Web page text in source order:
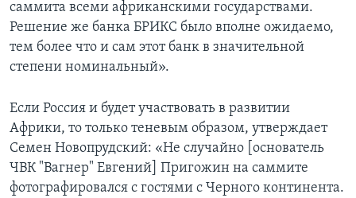
саммита всеми африканскими государствами.
Решение же банка БРИКС было вполне ожидаемо,
тем более что и сам этот банк в значительной
степени номинальный».
Если Россия и будет участвовать в развитии
Африки, то только теневым образом, утверждает
Семен Новопрудский: «Не случайно [основатель
ЧВК "Вагнер" Евгений] Пригожин на саммите
фотографировался с гостями с Черного континента.